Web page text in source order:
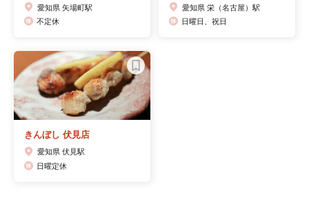
愛知県 矢場町駅
不定休
愛知県 栄（名古屋）駅
日曜日、祝日
きんぼし 伏見店
愛知県 伏見駅
日曜定休